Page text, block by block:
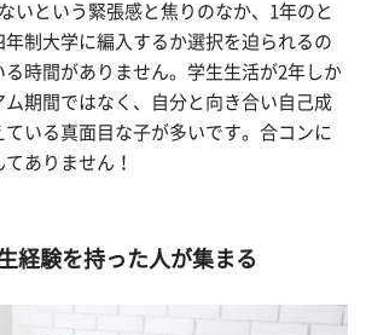
いという緊張感と焦りのなか、1年のと
年制大学に編入するか選択を迫られるの
る時間がありません。学生生活が2年しか
ム期間ではなく、自分と向き合い自己成
いる真面目な子が多いです。合コンに
ありません！
経験を持った人が集まる